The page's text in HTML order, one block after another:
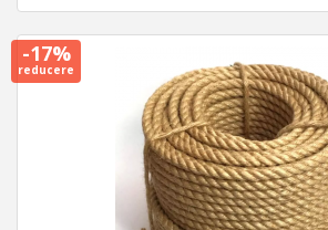
-17%
reducere